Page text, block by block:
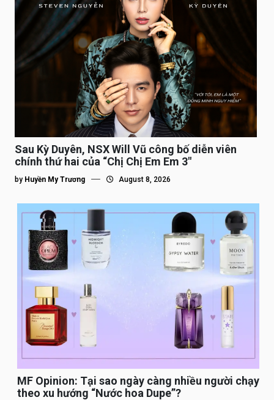
Sau Kỳ Duyên, NSX Will Vũ công bố diễn viên
chính thứ hai của “Chị Chị Em Em 3″
by Huyền My Trương August 8, 2026
MF Opinion: Tại sao ngày càng nhiều người chạy
theo xu hướng “Nước hoa Dupe”?